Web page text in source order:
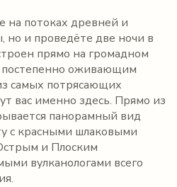
на потоках древней и
но и проведёте две ночи в
прямо на громадном
постепенно оживающим
самых потрясающих
вас именно здесь. Прямо из
панорамный вид
с красными шлаковыми
и Плоским
вулканологами всего